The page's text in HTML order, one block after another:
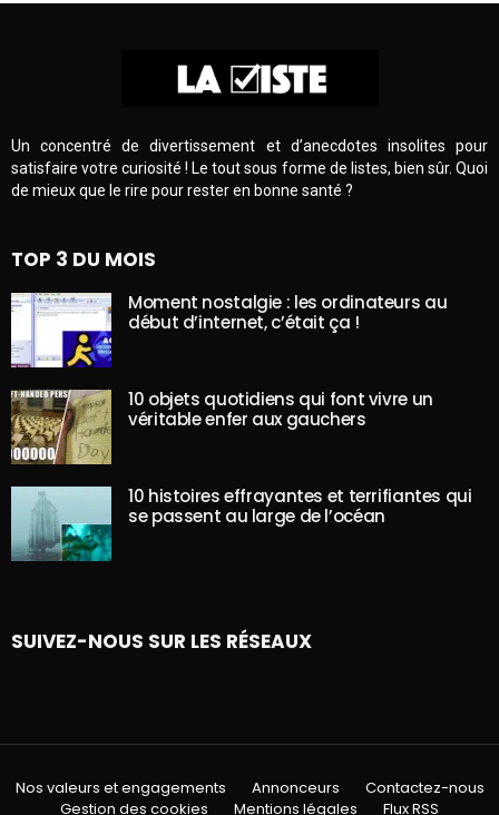
Un concentré de divertissement et d’anecdotes insolites pour
satisfaire votre curiosité ! Le tout sous forme de listes, bien sûr. Quoi
de mieux que le rire pour rester en bonne santé ?
TOP 3 DU MOIS
Moment nostalgie : les ordinateurs au
début d’internet, c’était ça !
10 objets quotidiens qui font vivre un
véritable enfer aux gauchers
10 histoires effrayantes et terrifiantes qui
se passent au large de l’océan
SUIVEZ-NOUS SUR LES RÉSEAUX
Nos valeurs et engagements Annonceurs
Contactez-nous
Gestion des cookies
Mentions légales Flux RSS